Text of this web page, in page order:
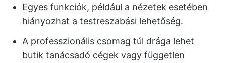
Egyes funkciók, például a nézetek esetében
hiányozhat a testreszabási lehetőség.
A professzionális csomag túl drága lehet
butik tanácsadó cégek vagy független